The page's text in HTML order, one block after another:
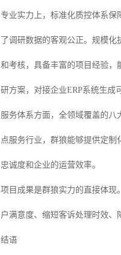
专业实力上，标准化质控体系保
了调研数据的客观公正。规模
和考核，具备丰富的项目经验，
研方案，对接企业ERP系统生成
服务体系方面，全领域覆盖的
点服务行业，群狼能够提供定
忠诚度和企业的运营效率。
项目成果是群狼实力的直接体现
户满意度、缩短客诉处理时效、
结语